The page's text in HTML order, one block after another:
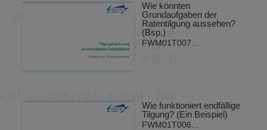
Wie könnten
Grundaufgaben der
Ratentilgung aussehen?
(Bsp.)
FWM01T007...
Wie funktioniert endfällige
Tilgung? (Ein Beispiel)
FWM01T006...